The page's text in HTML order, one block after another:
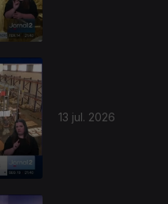
13 jul. 2026